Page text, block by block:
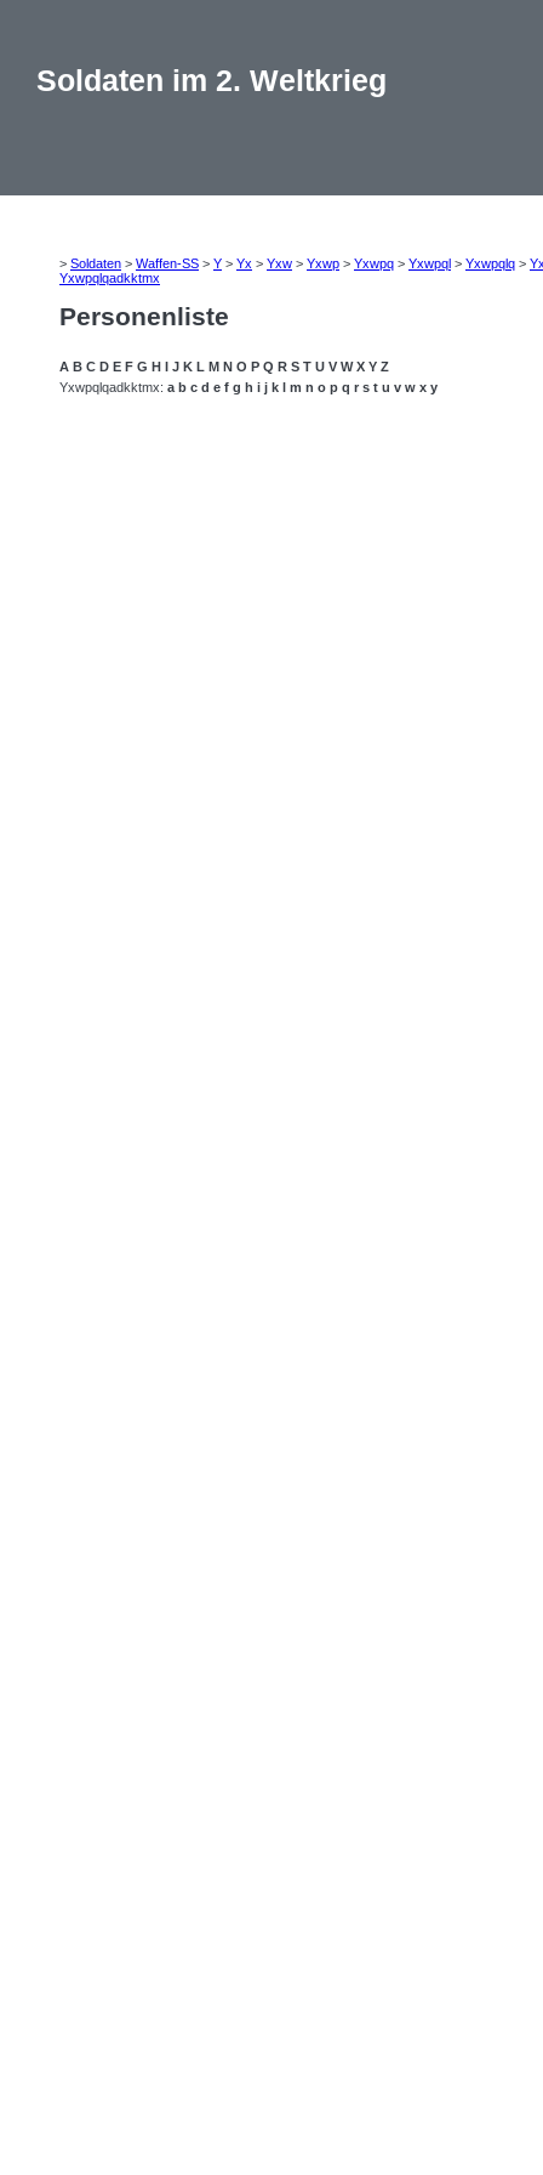
Soldaten im 2. Weltkrieg
> Soldaten > Waffen-SS > Y > Yx > Yxw > Yxwp > Yxwpq > Yxwpql > Yxwpqlq >
Yxwpqlqadkktmx
Personenliste
A B C D E F G H I J K L M N O P Q R S T U V W X Y Z
Yxwpqlqadkktmx: a b c d e f g h i j k l m n o p q r s t u v w x y